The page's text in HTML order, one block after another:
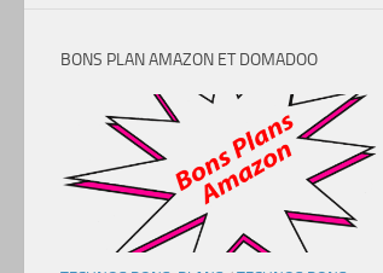
BONS PLAN AMAZON ET DOMADOO